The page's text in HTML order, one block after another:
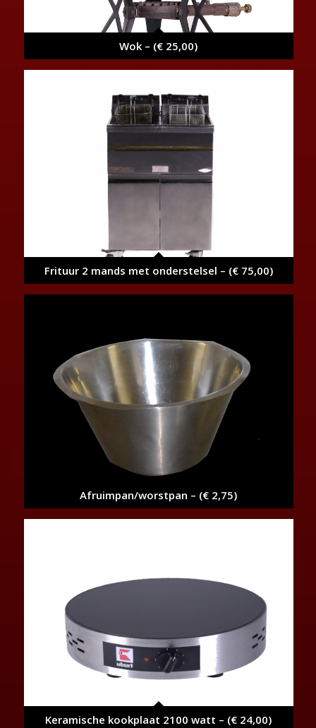
Wok – (€ 25,00)
Frituur 2 mands met onderstelsel – (€ 75,00)
Afruimpan/worstpan – (€ 2,75)
Keramische kookplaat 2100 watt – (€ 24,00)